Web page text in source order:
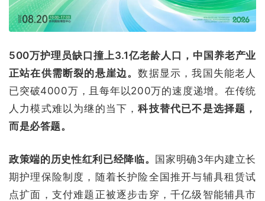
500万护理员缺口撞上3.1亿老龄人口，中国养老产业
正站在供需断裂的悬崖边。数据显示，我国失能老人
已突破4000万，且每年以200万的速度递增。在传统
人力模式难以为继的当下，科技替代已不是选择题，
而是必答题。
政策端的历史性红利已经降临。 国家明确3年内建立长
期护理保险制度，随着长护险全国推开与辅具租赁试
点扩面，支付难题正被逐步击穿，千亿级智能辅具市